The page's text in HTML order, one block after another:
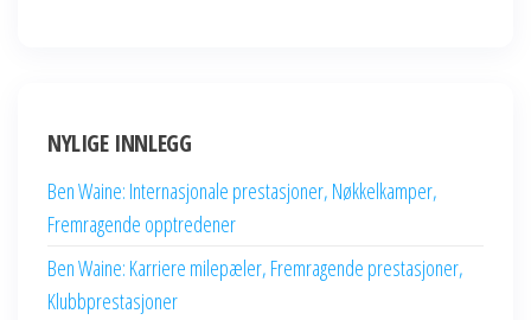
NYLIGE INNLEGG
Ben Waine: Internasjonale prestasjoner, Nøkkelkamper,
Fremragende opptredener
Ben Waine: Karriere milepæler, Fremragende prestasjoner,
Klubbprestasjoner